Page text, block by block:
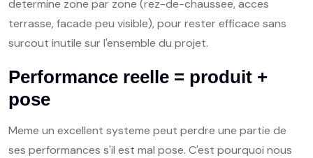
determine zone par zone (rez-de-chaussee, acces
terrasse, facade peu visible), pour rester efficace sans
surcout inutile sur l'ensemble du projet.
Performance reelle = produit +
pose
Meme un excellent systeme peut perdre une partie de
ses performances s'il est mal pose. C'est pourquoi nous